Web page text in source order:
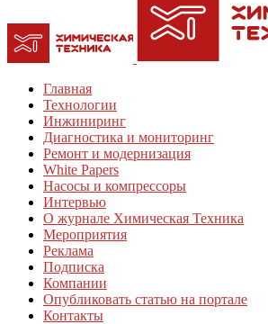
Главная
Технологии
Инжиниринг
Диагностика и мониторинг
Ремонт и модернизация
White Papers
Насосы и компрессоры
Интервью
О журнале Химическая Техника
Мероприятия
Реклама
Подписка
Компании
Опубликовать статью на портале
Контакты